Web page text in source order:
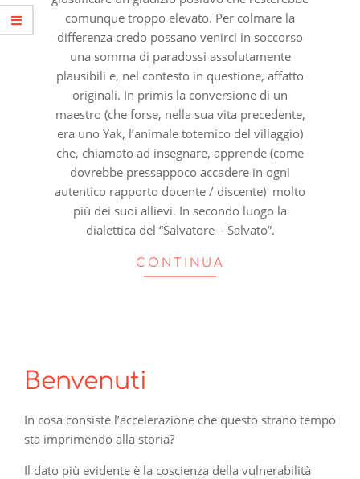
comunque troppo elevato. Per colmare la
differenza credo possano venirci in soccorso
una somma di paradossi assolutamente
plausibili e, nel contesto in questione, affatto
originali. In primis la conversione di un
maestro (che forse, nella sua vita precedente,
era uno Yak, l’animale totemico del villaggio)
che, chiamato ad insegnare, apprende (come
dovrebbe pressappoco accadere in ogni
autentico rapporto docente / discente) molto
più dei suoi allievi. In secondo luogo la
dialettica del “Salvatore – Salvato”.
CONTINUA
Benvenuti
In cosa consiste l’accelerazione che questo strano tempo
sta imprimendo alla storia?
Il dato più evidente è la coscienza della vulnerabilità